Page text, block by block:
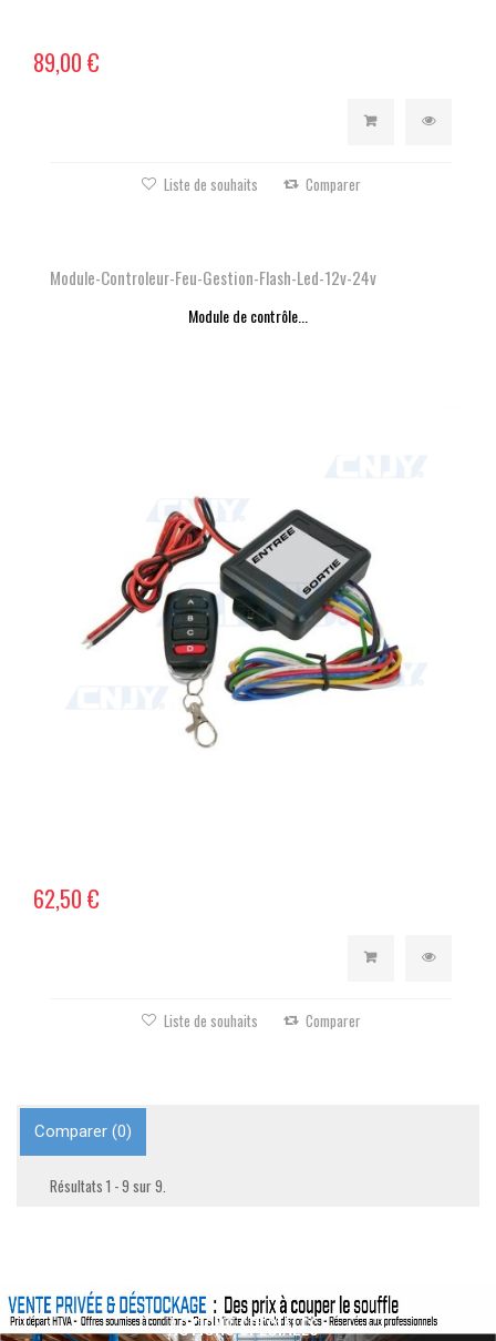
89,00 €
Liste de souhaits Comparer
Module-Controleur-Feu-Gestion-Flash-Led-12v-24v
Module de contrôle...
62,50 €
Liste de souhaits Comparer
Comparer (0)
Résultats 1 - 9 sur 9.
ACTIONS SPÉCIALES